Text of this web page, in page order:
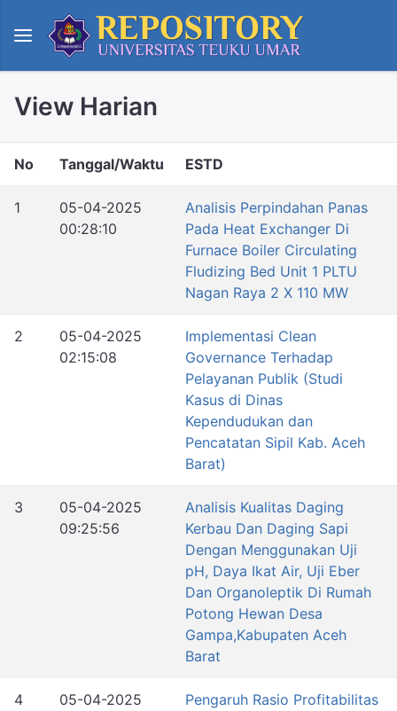
View Harian
No Tanggal/Waktu ESTD
1
05-04-2025
00:28:10
Analisis Perpindahan Panas
Pada Heat Exchanger Di
Furnace Boiler Circulating
Fludizing Bed Unit 1 PLTU
Nagan Raya 2 X 110 MW
2
05-04-2025
02:15:08
Implementasi Clean
Governance Terhadap
Pelayanan Publik (Studi
Kasus di Dinas
Kependudukan dan
Pencatatan Sipil Kab. Aceh
Barat)
3
05-04-2025
09:25:56
Analisis Kualitas Daging
Kerbau Dan Daging Sapi
Dengan Menggunakan Uji
pH, Daya Ikat Air, Uji Eber
Dan Organoleptik Di Rumah
Potong Hewan Desa
Gampa,Kabupaten Aceh
Barat
4
05-04-2025
Pengaruh Rasio Profitabilitas